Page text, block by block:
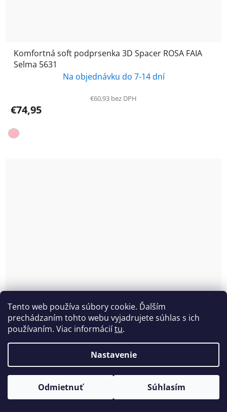
Tento web používa súbory cookie. Ďalším
prechádzaním tohto webu vyjadrujete súhlas s ich
používaním. Viac informáciítu.
Nastavenie
Odmietnuť Súhlasím
Komfortná soft podprsenka 3D Spacer ROSA FAIA
Selma 5631
Na objednávku do 7-14 dní
€60,93 bez DPH
€74,95